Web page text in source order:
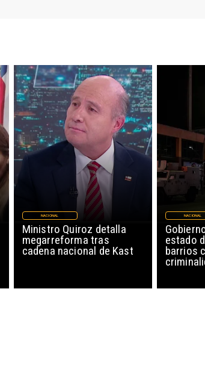
Ministro Quiroz detalla
megarreforma tras
cadena nacional de Kast
NACIONAL
estado
barrios
NACIONAL